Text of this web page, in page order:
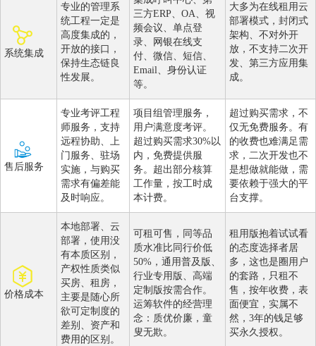
系统集成
专业的管理系
统工程一定是
高度集成的，
开放的接口，
保持生态链良
性发展。
三方ERP、OA、视
频会议、单点登
录、网银在线支
付、微信、短信、
Email、身份认证
等。
大多为在线租用云
部署模式，封闭式
架构、不对外开
放，不支持二次开
发、第三方应用集
成。
售后服务
专业考评工程
师服务，支持
远程协助、上
门服务、驻场
实施，与购买
需求有偏差能
及时响应。
项目组管理服务，
用户满意度考评。
超过购买需求30%以
内，免费提供服
务。超出部分核算
工作量，按工时成
本计费。
超过购买需求，不
仅无免费服务。有
的收费也难满足需
求，二次开发也不
是想做就能做，需
要依赖于强大的平
台支撑。
价格成本
本地部署、云
部署，使用没
有本质区别，
产权性质类似
买房、租房，
主要是随心所
欲可定制度的
差别、资产和
费用的区别。
可租可售，同等品
质水准比同行价低
50%，通用普及版、
行业专用版、高端
定制版按需合作。
运筹软件的经营理
念：质优价廉，童
叟无欺。
租用版抱着试试看
的态度选择者居
多，这也是圈用户
的套路，只租不
售，按年收费，表
面便宜，实属不
然，3年的钱足够
买永久授权。